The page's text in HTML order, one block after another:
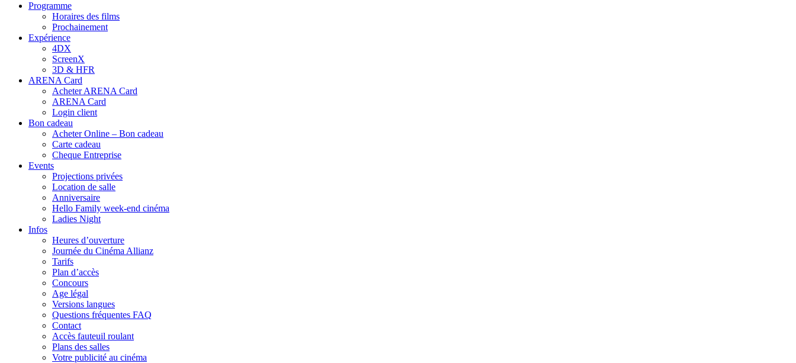
Programme
Horaires des films
Prochainement
Expérience
4DX
ScreenX
3D & HFR
ARENA Card
Acheter ARENA Card
ARENA Card
Login client
Bon cadeau
Acheter Online – Bon cadeau
Carte cadeau
Cheque Entreprise
Events
Projections privées
Location de salle
Anniversaire
Hello Family week-end cinéma
Ladies Night
Infos
Heures d’ouverture
Journée du Cinéma Allianz
Tarifs
Plan d’accès
Concours
Age légal
Versions langues
Questions fréquentes FAQ
Contact
Accès fauteuil roulant
Plans des salles
Votre publicité au cinéma